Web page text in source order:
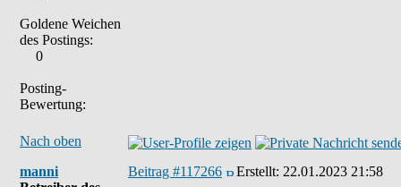
Goldene Weichen
des Postings:
0
Posting-
Bewertung:
Nach oben
manni
Beitrag #117266 Erstellt: 22.01.2023 21:58